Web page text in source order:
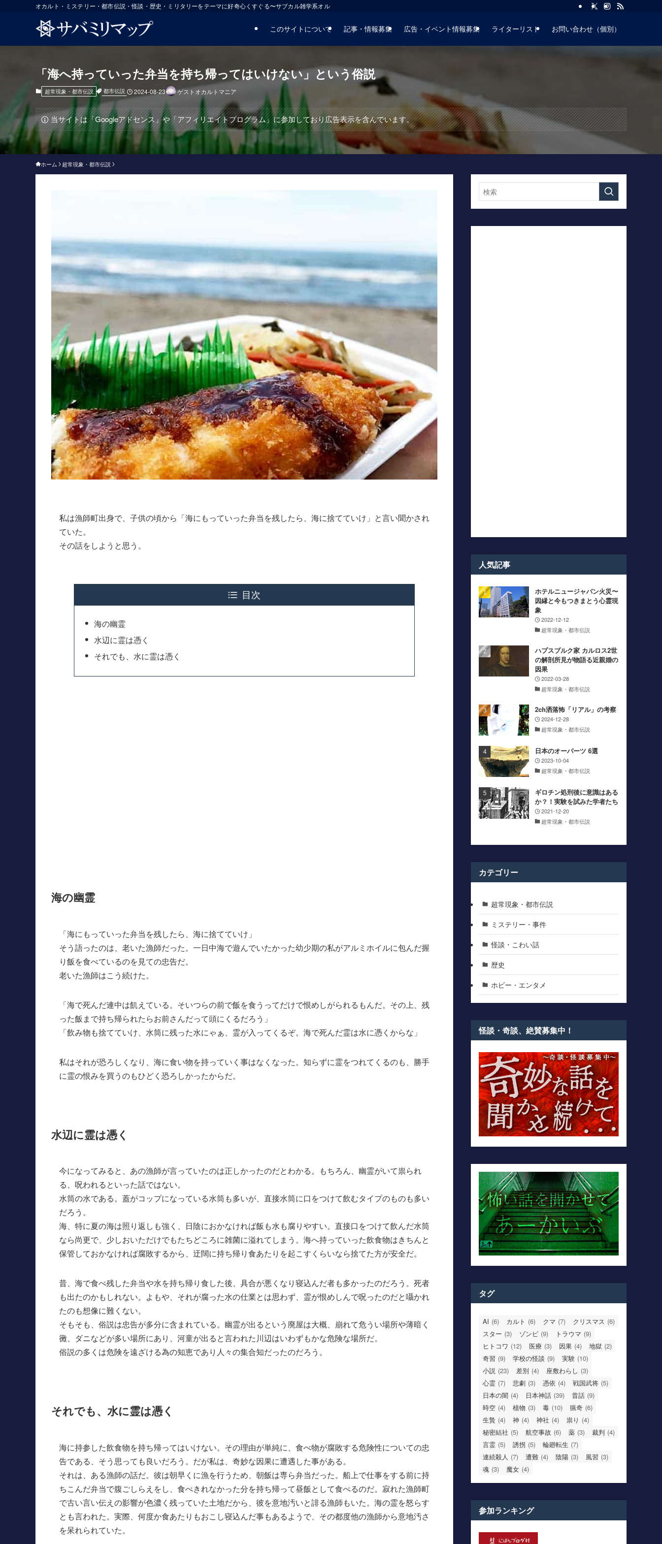
オカルト・ミステリー・都市伝説・怪談・歴史・ミリタリーをテーマに好奇心くすぐる〜サブカル雑学系オルタナティブサイト
このサイトについて 記事・情報募集 広告・イベント情報募集 ライターリスト お問い合わせ（個別）
「海へ持っていった弁当を持ち帰ってはいけない」という俗説
超常現象・都市伝説 都市伝説 2024-08-23 ゲストオカルトマニア
当サイトは「Googleアドセンス」や「アフィリエイトプログラム」に参加しており広告表示を含んでいます。
ホーム 超常現象・都市伝説
私は漁師町出身で、子供の頃から「海にもっていった弁当を残したら、海に捨てていけ」と言い聞かされ
ていた。
その話をしようと思う。
目次
海の幽霊
水辺に霊は憑く
それでも、水に霊は憑く
海の幽霊
「海にもっていった弁当を残したら、海に捨てていけ」
そう語ったのは、老いた漁師だった。一日中海で遊んでいたかった幼少期の私がアルミホイルに包んだ握
り飯を食べているのを見ての忠告だ。
老いた漁師はこう続けた。
「海で死んだ連中は飢えている。そいつらの前で飯を食うってだけで恨めしがられるもんだ。その上、残
った飯まで持ち帰られたらお前さんだって頭にくるだろう」
「飲み物も捨てていけ、水筒に残った水にゃぁ、霊が入ってくるぞ。海で死んだ霊は水に憑くからな」
私はそれが恐ろしくなり、海に食い物を持っていく事はなくなった。知らずに霊をつれてくるのも、勝手
に霊の恨みを買うのもひどく恐ろしかったからだ。
水辺に霊は憑く
今になってみると、あの漁師が言っていたのは正しかったのだとわかる。もちろん、幽霊がいて祟られ
る、呪われるといった話ではない。
水筒の水である。蓋がコップになっている水筒も多いが、直接水筒に口をつけて飲むタイプのものも多い
だろう。
海、特に夏の海は照り返しも強く、日陰におかなければ飯も水も腐りやすい。直接口をつけて飲んだ水筒
なら尚更で、少しおいただけでもたちどころに雑菌に溢れてしまう。海へ持っていった飲食物はきちんと
保管しておかなければ腐敗するから、迂闊に持ち帰り食あたりを起こすくらいなら捨てた方が安全だ。
昔、海で食べ残した弁当や水を持ち帰り食した後、具合が悪くなり寝込んだ者も多かったのだろう。死者
も出たのかもしれない。よもや、それが腐った水の仕業とは思わず、霊が恨めしんで呪ったのだと囁かれ
たのも想像に難くない。
そもそも、俗説は忠告が多分に含まれている。幽霊が出るという廃屋は大概、崩れて危うい場所や薄暗く
黴、ダニなどが多い場所にあり、河童が出ると言われた川辺はいわずもかな危険な場所だ。
俗説の多くは危険を遠ざける為の知恵であり人々の集合知だったのだろう。
それでも、水に霊は憑く
海に持参した飲食物を持ち帰ってはいけない。その理由が単純に、食べ物が腐敗する危険性についての忠
告である、そう思っても良いだろう。だが私は、奇妙な因果に遭遇した事がある。
それは、ある漁師の話だ。彼は朝早くに漁を行うため、朝飯は専ら弁当だった。船上で仕事をする前に持
ちこんだ弁当で腹ごしらえをし、食べきれなかった分を持ち帰って昼飯として食べるのだ。寂れた漁師町
で古い言い伝えの影響が色濃く残っていた土地だから、彼を意地汚いと誹る漁師もいた。海の霊を怒らす
とも言われた。実際、何度か食あたりもおこし寝込んだ事もあるようで、その都度他の漁師から意地汚さ
を呆れられていた。
人気記事
ホテルニュージャパン火災〜
因縁と今もつきまとう心霊現
象
2022-12-12
超常現象・都市伝説
ハプスブルク家 カルロス2世
の解剖所見が物語る近親婚の
因果
2022-03-28
超常現象・都市伝説
2ch洒落怖「リアル」の考察
2024-12-28
超常現象・都市伝説
日本のオーパーツ 6選
2023-10-04
超常現象・都市伝説
ギロチン処刑後に意識はある
か？！実験を試みた学者たち
2021-12-20
超常現象・都市伝説
カテゴリー
超常現象・都市伝説
ミステリー・事件
怪談・こわい話
歴史
ホビー・エンタメ
怪談・奇談、絶賛募集中！
タグ
AI (6) カルト (6) クマ (7) クリスマス (6)
スター (3) ゾンビ (9) トラウマ (9)
ヒトコワ (12) 医療 (3) 因果 (4) 地獄 (2)
奇習 (9) 学校の怪談 (9) 実験 (10)
小説 (23) 差別 (4) 座敷わらし (3)
心霊 (7) 悲劇 (3) 憑依 (4) 戦国武将 (5)
日本の闇 (4) 日本神話 (39) 昔話 (9)
時空 (4) 植物 (3) 毒 (10) 猟奇 (6)
生贄 (4) 神 (4) 神社 (4) 祟り (4)
秘密結社 (5) 航空事故 (6) 薬 (3) 裁判 (4)
言霊 (5) 誘拐 (5) 輪廻転生 (7)
連続殺人 (7) 遭難 (4) 陰陽 (3) 風習 (3)
魂 (3) 魔女 (4)
参加ランキング